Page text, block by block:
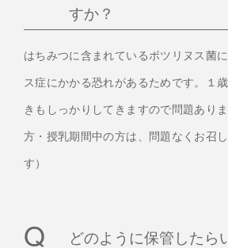
すか？
はちみつに含まれているボツリヌス菌
ス症にかかる恐れがあるためです。１
きもしっかりしてきますので問題あり
方・授乳期間中の方は、問題なくお召
す）
どのように保管したら